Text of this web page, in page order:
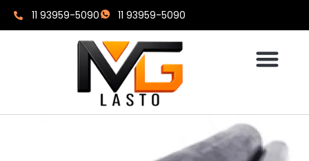
11 93959-5090 11 93959-5090